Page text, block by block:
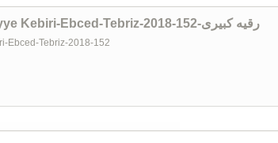
Aclıq Baratası-Ruqeyye Kebiri-Ebced-Tebriz-2018-152-رقیه کبیری
Ebced-Tebriz-2018-152